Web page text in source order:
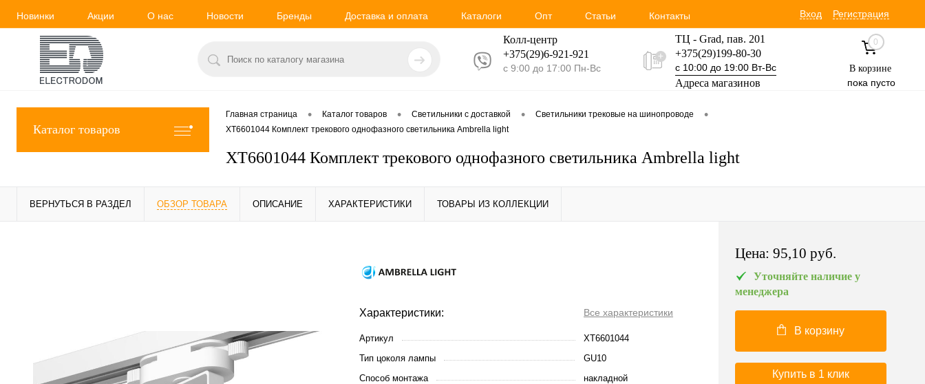
Новинки Акции О нас Новости Бренды Доставка и оплата Каталоги Опт Статьи Контакты Вход Регистрация
Колл-центр
+375(29)6-921-921
с 9:00 до 17:00 Пн-Вс
ТЦ - Grad, пав. 201
+375(29)199-80-30
с 10:00 до 19:00 Вт-Вс
Адреса магазинов
+375(29)354-30-60
0
В корзине
пока пусто
Каталог товаров
Главная страница • Каталог товаров • Светильники с доставкой • Светильники трековые на шинопроводе •
XT6601044 Комплект трекового однофазного светильника Ambrella light
XT6601044 Комплект трекового однофазного светильника Ambrella light
ВЕРНУТЬСЯ В РАЗДЕЛ ОБЗОР ТОВАРА ОПИСАНИЕ ХАРАКТЕРИСТИКИ ТОВАРЫ ИЗ КОЛЛЕКЦИИ
Характеристики: Все характеристики
Артикул
XT6601044
Тип цоколя лампы
GU10
Способ монтажа
накладной
Цена: 95,10 pуб.
Уточняйте наличие у
менеджера
В корзину
Купить в 1 клик